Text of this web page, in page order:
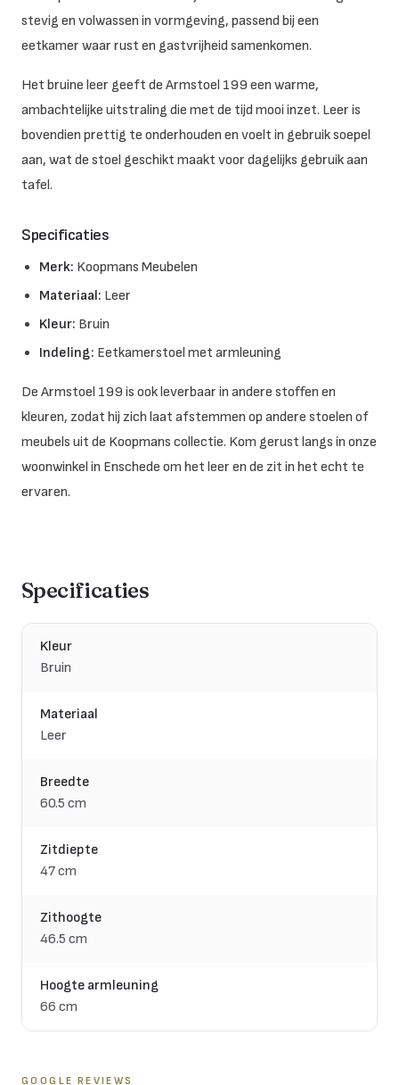
stevig en volwassen in vormgeving, passend bij een
eetkamer waar rust en gastvrijheid samenkomen.
Het bruine leer geeft de Armstoel 199 een warme,
ambachtelijke uitstraling die met de tijd mooi inzet. Leer is
bovendien prettig te onderhouden en voelt in gebruik soepel
aan, wat de stoel geschikt maakt voor dagelijks gebruik aan
tafel.
Specificaties
Merk: Koopmans Meubelen
Materiaal: Leer
Kleur: Bruin
Indeling: Eetkamerstoel met armleuning
De Armstoel 199 is ook leverbaar in andere stoffen en
kleuren, zodat hij zich laat afstemmen op andere stoelen of
meubels uit de Koopmans collectie. Kom gerust langs in onze
woonwinkel in Enschede om het leer en de zit in het echt te
ervaren.
Specificaties
Kleur
Bruin
Materiaal
Leer
Breedte
60.5 cm
Zitdiepte
47 cm
Zithoogte
46.5 cm
Hoogte armleuning
66 cm
GOOGLE REVIEWS